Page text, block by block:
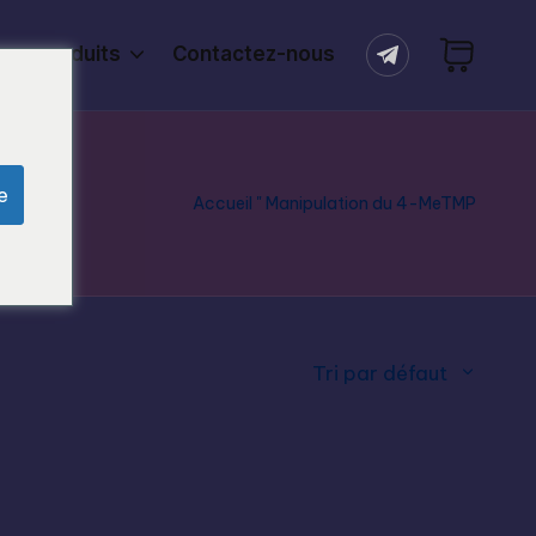
produits Contactez-nous
Accueil " Manipulation du 4-MeTMP
Tri par défaut